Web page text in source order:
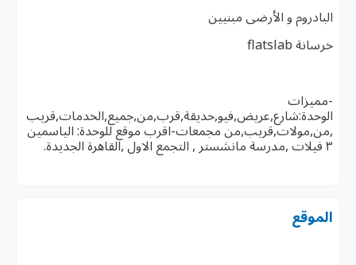
البادروم و الأرضى مبنيين
خرسانة flatslab
-مميزات
الوحدة:شارع,عريض,فيو,حديقة,قرب,من,جميع,الخدمات,قريب
,من,مولات,قريب,من مجمعات-اقرب موقع للوحدة: الياسمين
٣ فيلات ,مدرسة مانشستر , التجمع الاول ,القاهرة الجديدة.
الموقع